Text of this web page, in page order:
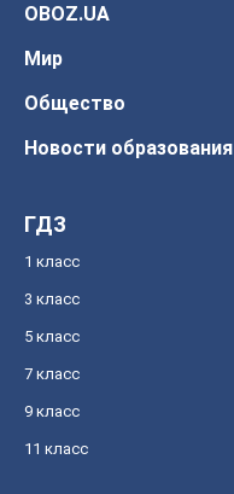
OBOZ.UA
Мир
Общество
Новости образования
ГДЗ
1 класс
3 класс
5 класс
7 класс
9 класс
11 класс